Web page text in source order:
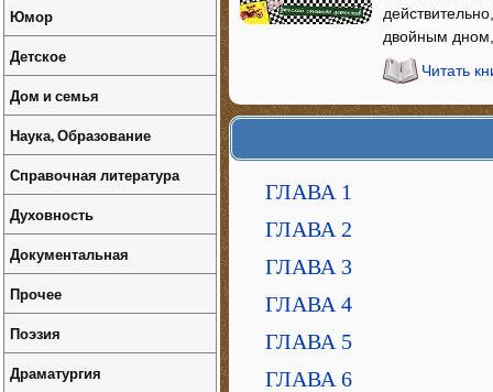
двойным
Читать
ГЛАВА 1
ГЛАВА 2
ГЛАВА 3
ГЛАВА 4
ГЛАВА 5
ГЛАВА 6
Юмор
Детское
Дом и семья
Наука, Образование
Справочная литература
Духовность
Документальная
Прочее
Поэзия
Драматургия